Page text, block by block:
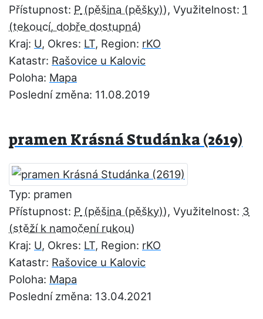
Přístupnost: P , Využitelnost: 1
Kraj: U, Okres: LT, Region: rKO
Katastr: Rašovice u Kalovic
Poloha: Mapa
Poslední změna: 11.08.2019
pramen Krásná Studánka (2619)
Typ: pramen
Přístupnost: P , Využitelnost: 3
Kraj: U, Okres: LT, Region: rKO
Katastr: Rašovice u Kalovic
Poloha: Mapa
Poslední změna: 13.04.2021